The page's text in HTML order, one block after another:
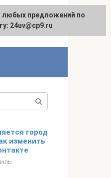
город
изменить
любых предложений по
24uv@cp9.ru